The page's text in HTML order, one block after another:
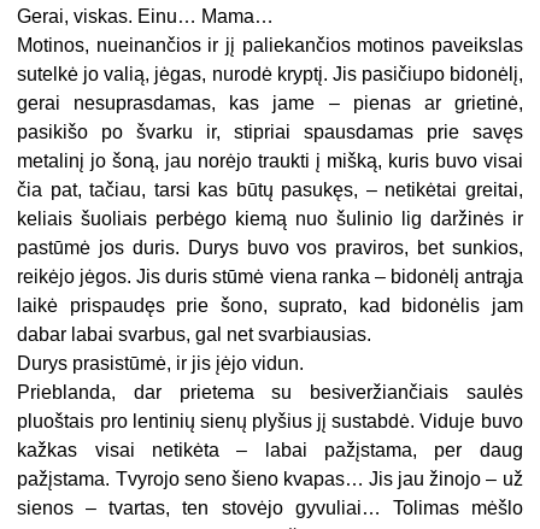
Gerai, viskas. Einu… Mama…
Motinos, nueinančios ir jį paliekančios motinos paveikslas
sutelkė jo valią, jėgas, nurodė kryptį. Jis pasičiupo bidonėlį,
gerai nesuprasdamas, kas jame – pienas ar grietinė,
pasikišo po švarku ir, stipriai spausdamas prie savęs
metalinį jo šoną, jau norėjo traukti į mišką, kuris buvo visai
čia pat, tačiau, tarsi kas būtų pasukęs, – netikėtai greitai,
keliais šuoliais perbėgo kiemą nuo šulinio lig daržinės ir
pastūmė jos duris. Durys buvo vos praviros, bet sunkios,
reikėjo jėgos. Jis duris stūmė viena ranka – bidonėlį antrąja
laikė prispaudęs prie šono, suprato, kad bidonėlis jam
dabar labai svarbus, gal net svarbiausias.
Durys prasistūmė, ir jis įėjo vidun.
Prieblanda, dar prietema su besiveržiančiais saulės
pluoštais pro lentinių sienų plyšius jį sustabdė. Viduje buvo
kažkas visai netikėta – labai pažįstama, per daug
pažįstama. Tvyrojo seno šieno kvapas… Jis jau žinojo – už
sienos – tvartas, ten stovėjo gyvuliai… Tolimas mėšlo